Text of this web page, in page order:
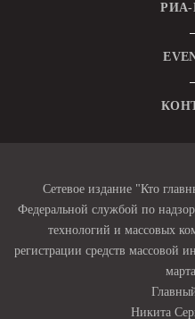
РИА-
Сетевое издание "Кто
Федеральной службой по
технологий и массовых
регистрации средств
Никита